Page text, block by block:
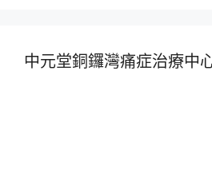
中元堂銅鑼灣痛症治療中